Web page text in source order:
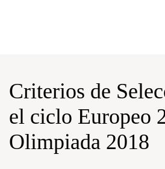
sistema
accesibilidad.
Criterios de
el ciclo Europeo
Olimpiada 2018